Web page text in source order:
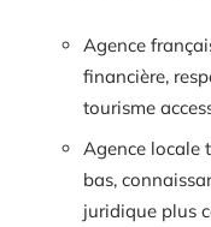
Agence
financière,
tourisme
Agence locale
bas,
juridique plus